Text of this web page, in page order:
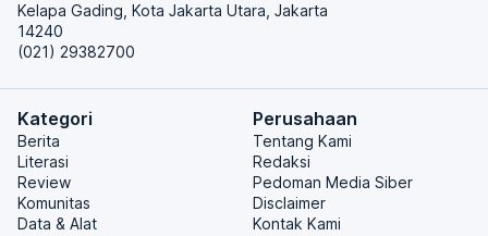
Kelapa Gading, Kota Jakarta Utara, Jakarta
14240
(021) 29382700
Kategori
Berita
Literasi
Review
Komunitas
Data & Alat
Perusahaan
Tentang Kami
Redaksi
Pedoman Media Siber
Disclaimer
Kontak Kami